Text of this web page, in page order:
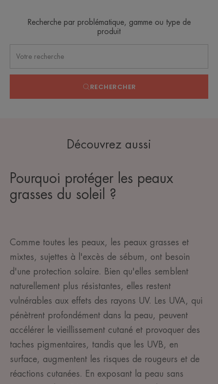
Recherche par problématique, gamme ou type de
produit
RECHERCHER
Découvrez aussi
Pourquoi protéger les peaux
grasses du soleil ?
Comme toutes les peaux, les peaux grasses et
mixtes, sujettes à l'excès de sébum, ont besoin
d'une protection solaire. Bien qu'elles semblent
naturellement plus résistantes, elles restent
vulnérables aux effets des rayons UV. Les UVA, qui
pénètrent profondément dans la peau, peuvent
accélérer le vieillissement cutané et provoquer des
taches pigmentaires, tandis que les UVB, en
surface, augmentent les risques de rougeurs et de
réactions cutanées. En exposant la peau sans